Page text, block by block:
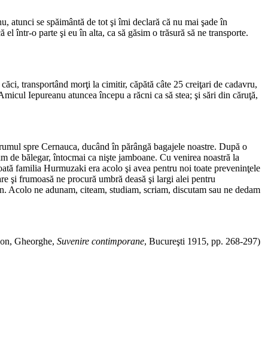
atunci se spăimântă de tot şi îmi declară că nu mai şade în
într-o parte şi eu în alta, ca să găsim o tră­sură să ne transporte.
transportând morţi la ci­mitir, căpătă câte 25 creiţari de cadavru,
Iepureanu atuncea începu a răcni ca să stea; şi sări din căruţă,
spre Cernauca, ducând în părângă bagajele noastre. După o
de bălegar, întocmai ca nişte jamboane. Cu venirea noastră la
familia Hurmuzaki era acolo şi avea pentru noi toate preveninţele
şi frumoasă ne procură umbră deasă şi largi alei pentru
Acolo ne adu­nam, citeam, studiam, scriam, discutam sau ne dedam
Gheorghe, Suvenire contimporane, Bucureşti 1915, pp. 268-297)